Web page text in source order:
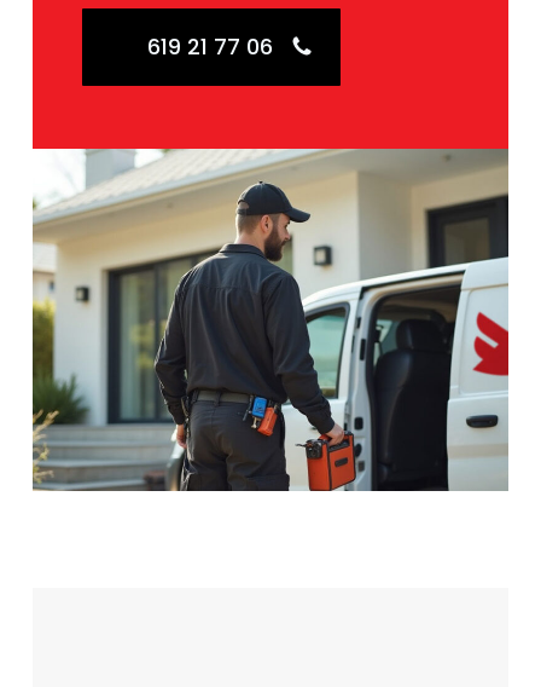
619 21 77 06